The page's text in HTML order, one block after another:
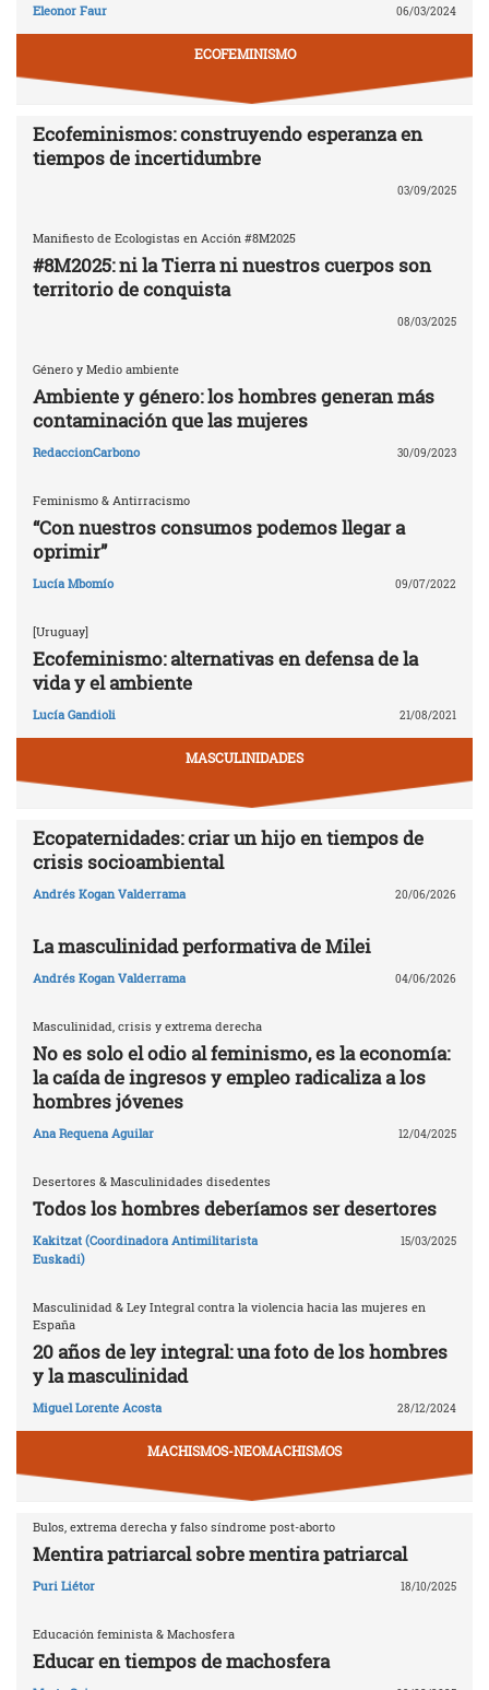
Eleonor Faur 06/03/2024
ECOFEMINISMO
Ecofeminismos: construyendo esperanza en
tiempos de incertidumbre
03/09/2025
Manifiesto de Ecologistas en Acción #8M2025
#8M2025: ni la Tierra ni nuestros cuerpos son
territorio de conquista
08/03/2025
Género y Medio ambiente
Ambiente y género: los hombres generan más
contaminación que las mujeres
RedaccionCarbono 30/09/2023
Feminismo & Antirracismo
“Con nuestros consumos podemos llegar a
oprimir”
Lucía Mbomío 09/07/2022
[Uruguay]
Ecofeminismo: alternativas en defensa de la
vida y el ambiente
Lucía Gandioli 21/08/2021
MASCULINIDADES
Ecopaternidades: criar un hijo en tiempos de
crisis socioambiental
Andrés Kogan Valderrama 20/06/2026
La masculinidad performativa de Milei
Andrés Kogan Valderrama 04/06/2026
Masculinidad, crisis y extrema derecha
No es solo el odio al feminismo, es la economía:
la caída de ingresos y empleo radicaliza a los
hombres jóvenes
Ana Requena Aguilar 12/04/2025
Desertores & Masculinidades disedentes
Todos los hombres deberíamos ser desertores
Kakitzat (Coordinadora Antimilitarista
Euskadi)
15/03/2025
Masculinidad & Ley Integral contra la violencia hacia las mujeres en
España
20 años de ley integral: una foto de los hombres
y la masculinidad
Miguel Lorente Acosta 28/12/2024
MACHISMOS-NEOMACHISMOS
Bulos, extrema derecha y falso síndrome post-aborto
Mentira patriarcal sobre mentira patriarcal
Puri Liétor 18/10/2025
Educación feminista & Machosfera
Educar en tiempos de machosfera